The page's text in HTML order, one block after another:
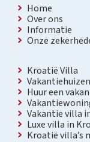
Home
Over ons
Informatie
Onze
Kroatië Villa
Huur een
Vakantie villa
Luxe villa in
Kroatië villa’s